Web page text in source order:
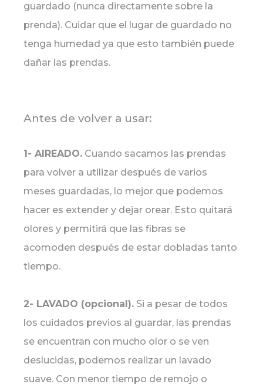
guardado (nunca directamente sobre la
prenda). Cuidar que el lugar de guardado no
tenga humedad ya que esto también puede
dañar las prendas.
Antes de volver a usar:
1- AIREADO. Cuando sacamos las prendas
para volver a utilizar después de varios
meses guardadas, lo mejor que podemos
hacer es extender y dejar orear. Esto quitará
olores y permitirá que las fibras se
acomoden después de estar dobladas tanto
tiempo.
2- LAVADO (opcional). Si a pesar de todos
los cuidados previos al guardar, las prendas
se encuentran con mucho olor o se ven
deslucidas, podemos realizar un lavado
suave. Con menor tiempo de remojo o